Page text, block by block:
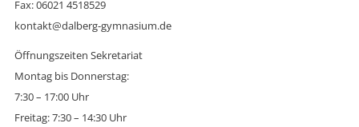
Fax: 06021 4518529
kontakt@dalberg-gymnasium.de
Öffnungszeiten Sekretariat
Montag bis Donnerstag:
7:30 – 17:00 Uhr
Freitag: 7:30 – 14:30 Uhr